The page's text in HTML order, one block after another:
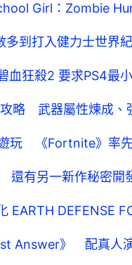
Girl：Zombie
多到打入健力士世界
狂殺2 要求PS4最
略 武器屬性煉成、
玩 《Fortnite》率
有另一新作秘密開
EARTH DEFENSE
Answer》 配真人